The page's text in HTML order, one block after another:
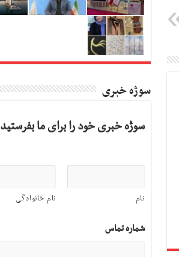
سوژه خبری
سوژه خبری خود را برای ما بفرستید
نام نام خانوادگی
شماره تماس